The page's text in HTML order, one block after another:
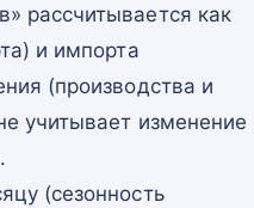
рассчитывается как
и импорта
(производства и
учитывает изменение
(сезонность